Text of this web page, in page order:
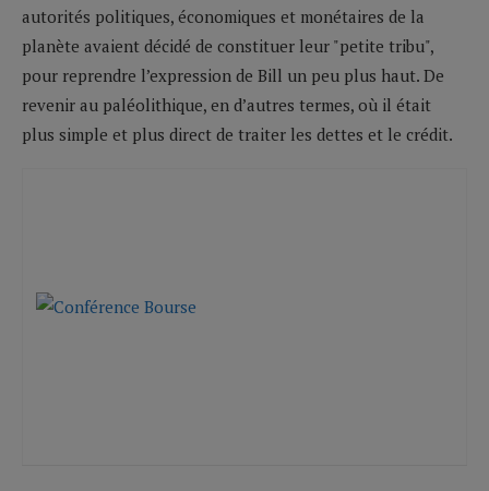
autorités politiques, économiques et monétaires de la
planète avaient décidé de constituer leur "petite tribu",
pour reprendre l’expression de Bill un peu plus haut. De
revenir au paléolithique, en d’autres termes, où il était
plus simple et plus direct de traiter les dettes et le crédit.